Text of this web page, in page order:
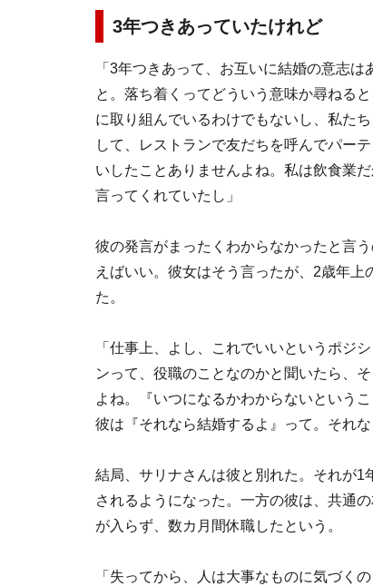
3年つきあっていたけれど
「3年つきあって、お互いに結婚の意志
と。落ち着くってどういう意味か尋ねる
に取り組んでいるわけでもないし、私た
して、レストランで友だちを呼んでパー
いしたことありませんよね。私は飲食業
言ってくれていたし」
彼の発言がまったくわからなかったと言
えばいい。彼女はそう言ったが、2歳年
た。
「仕事上、よし、これでいいというポジ
ンって、役職のことなのかと聞いたら、
よね。『いつになるかわからないという
彼は『それなら結婚するよ』って。それ
結局、サリナさんは彼と別れた。それが
されるようになった。一方の彼は、共通
が入らず、数カ月間休職したという。
「失ってから、人は大事なものに気づく